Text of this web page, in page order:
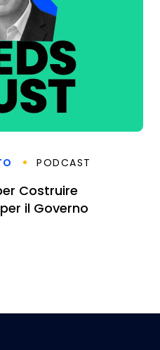
PODCAST
Costruire
il Governo